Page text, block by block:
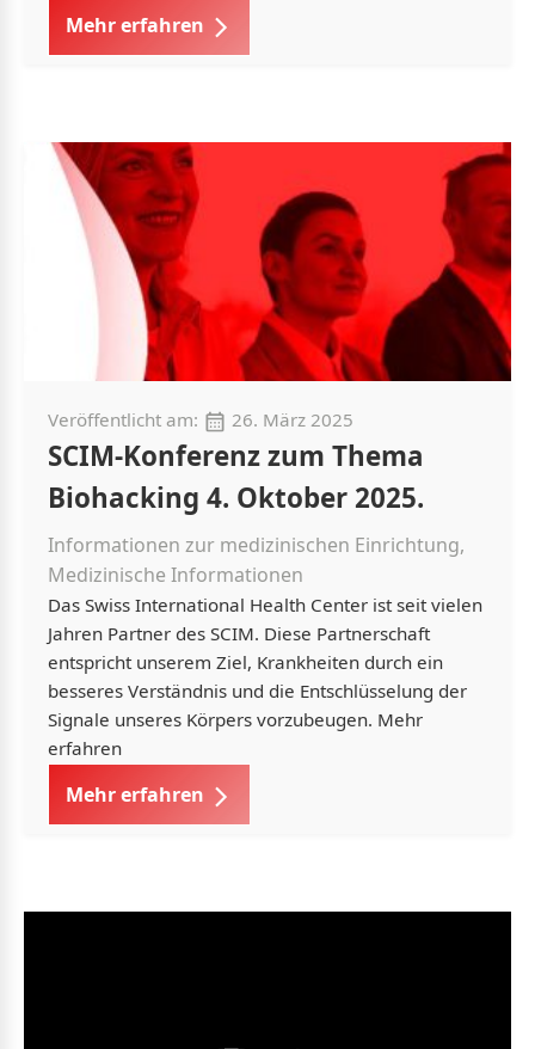
Mehr erfahren
Veröffentlicht am: 26. März 2025
SCIM-Konferenz zum Thema
Biohacking 4. Oktober 2025.
Informationen zur medizinischen Einrichtung,
Medizinische Informationen
Das Swiss International Health Center ist seit vielen
Jahren Partner des SCIM. Diese Partnerschaft
entspricht unserem Ziel, Krankheiten durch ein
besseres Verständnis und die Entschlüsselung der
Signale unseres Körpers vorzubeugen. Mehr
erfahren
Mehr erfahren